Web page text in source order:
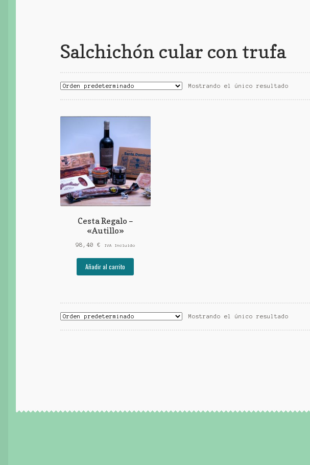
Salchichón cular con trufa
Mostrando el único resultado
Cesta Regalo –
«Autillo»
98,40€ IVA Incluido
Añadir al carrito
Mostrando el único resultado